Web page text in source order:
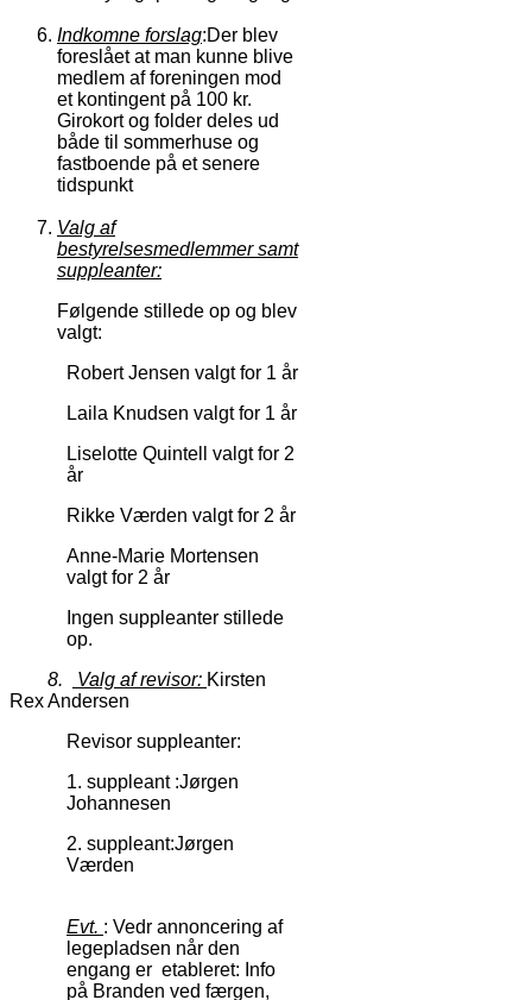
Indkomne forslag:Der blev
foreslået at man kunne blive
medlem af foreningen mod
et kontingent på 100 kr.
Girokort og folder deles ud
både til sommerhuse og
fastboende på et senere
tidspunkt
Valg af
bestyrelsesmedlemmer samt
suppleanter:
Følgende stillede op og blev
valgt:
Robert Jensen valgt for 1 år
Laila Knudsen valgt for 1 år
Liselotte Quintell valgt for 2
år
Rikke Værden valgt for 2 år
Anne-Marie Mortensen
valgt for 2 år
Ingen suppleanter stillede
op.
8.
Valg af revisor: Kirsten
Rex Andersen
Revisor suppleanter:
1. suppleant :Jørgen
Johannesen
2. suppleant:Jørgen
Værden
Evt. : Vedr annoncering af
legepladsen når den
engang er etableret: Info
på Branden ved færgen,